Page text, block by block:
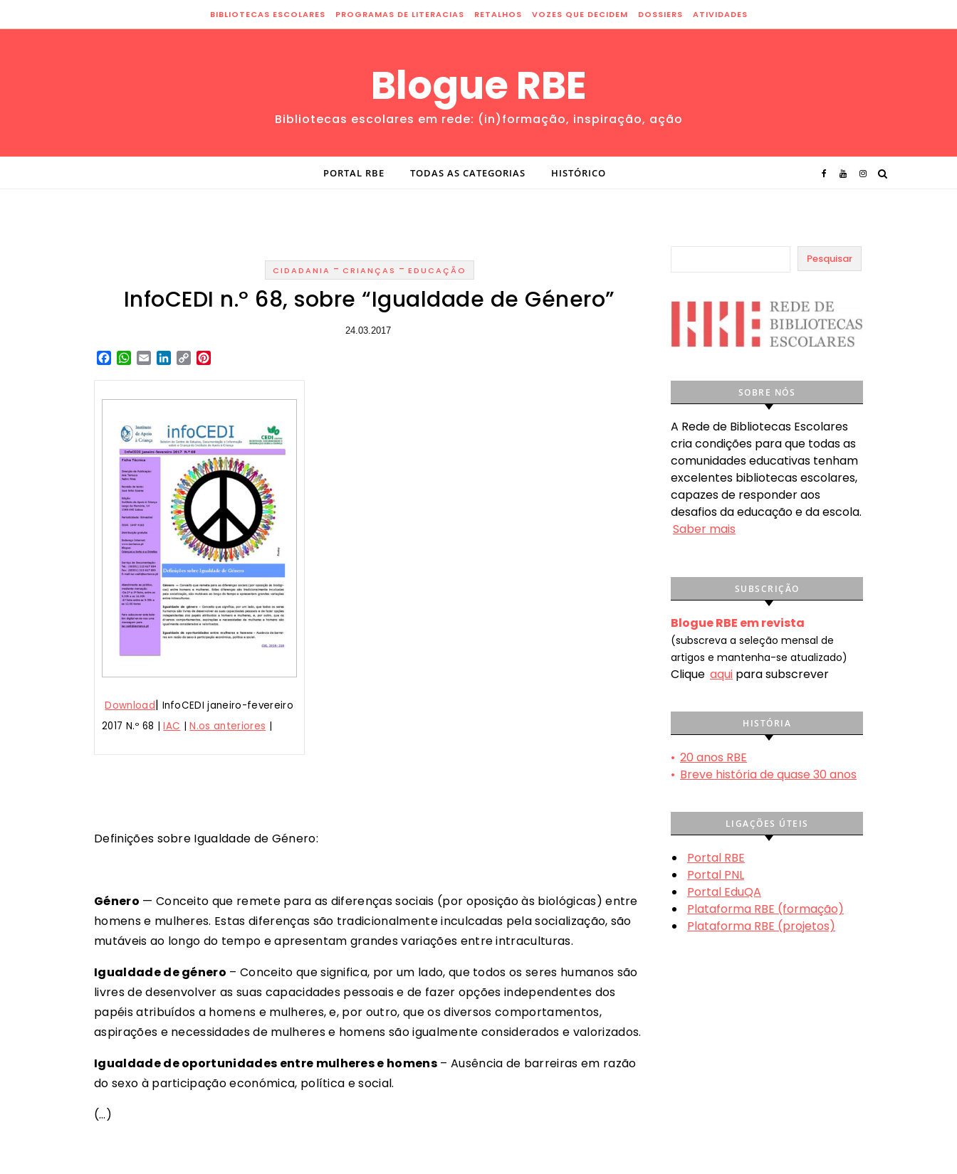
BIBLIOTECAS ESCOLARES PROGRAMAS DE LITERACIAS RETALHOS VOZES QUE DECIDEM DOSSIERS ATIVIDADES
Blogue RBE
Bibliotecas escolares em rede: (in)formação, inspiração, ação
PORTAL RBE TODAS AS CATEGORIAS HISTÓRICO
CIDADANIA - CRIANÇAS - EDUCAÇÃO
InfoCEDI n.º 68, sobre “Igualdade de Género”
24.03.2017
Facebook
WhatsApp
EmailLinkedIn
Copy
Download| InfoCEDI janeiro-fevereiro
2017 N.º 68 |IAC |N.os anteriores |
Definições sobre Igualdade de Género:
Género — Conceito que remete para as diferenças sociais (por oposição às biológicas) entre
homens e mulheres. Estas diferenças são tradicionalmente inculcadas pela socialização, são
mutáveis ao longo do tempo e apresentam grandes variações entre intraculturas.
Igualdade de género – Conceito que significa, por um lado, que todos os seres humanos são
livres de desenvolver as suas capacidades pessoais e de fazer opções independentes dos
papéis atribuídos a homens e mulheres, e, por outro, que os diversos comportamentos,
aspirações e necessidades de mulheres e homens são igualmente considerados e valorizados.
Igualdade de oportunidades entre mulheres e homens – Ausência de barreiras em razão
do sexo à participação económica, política e social.
(…)
Pesquisar
SOBRE NÓS
A Rede de Bibliotecas Escolares
cria condições para que todas as
comunidades educativas tenham
excelentes bibliotecas escolares,
capazes de responder aos
desafios da educação e da escola.
Saber mais
SUBSCRIÇÃO
Blogue RBE em revista
(subscreva a seleção mensal de
artigos e mantenha-se atualizado)
Clique aqui para subscrever
HISTÓRIA
• 20 anos RBE
• Breve história de quase 30 anos
LIGAÇÕES ÚTEIS
Portal RBE
Portal PNL
Portal EduQA
Plataforma RBE (formação)
Plataforma RBE (projetos)